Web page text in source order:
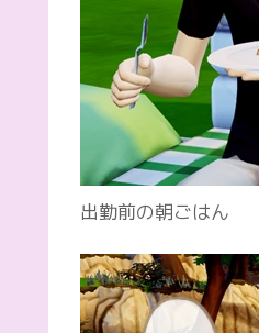
出勤前の朝ごはん